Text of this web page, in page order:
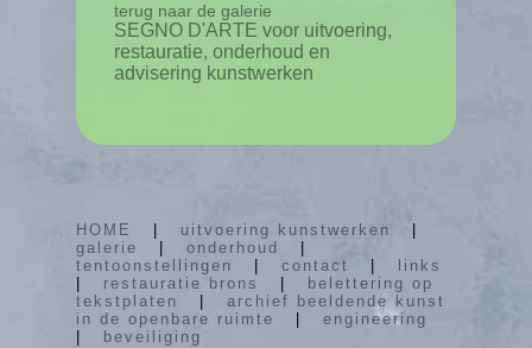
terug naar de galerie
SEGNO D'ARTE voor uitvoering,
restauratie, onderhoud en
advisering kunstwerken
HOME uitvoering kunstwerken
galerie
onderhoud
tentoonstellingen
contact
links
restauratie brons
belettering op
tekstplaten
archief beeldende kunst
in de openbare ruimte
engineering
beveiliging